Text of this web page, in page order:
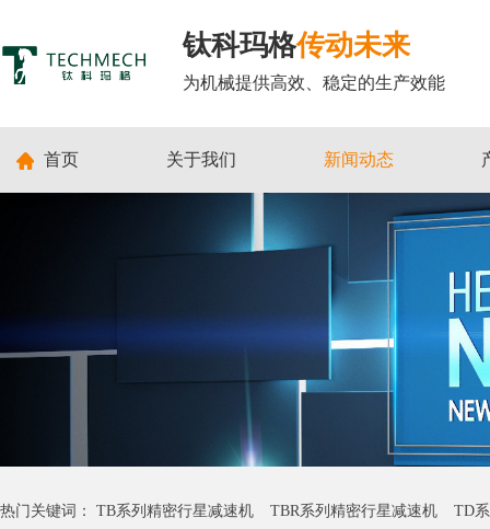
钛科玛格传动未来
为机械提供高效、稳定的生产效能
首页 关于我们 新闻动态
热门关键词： TB系列精密行星减速机 TBR系列精密行星减速机 TD